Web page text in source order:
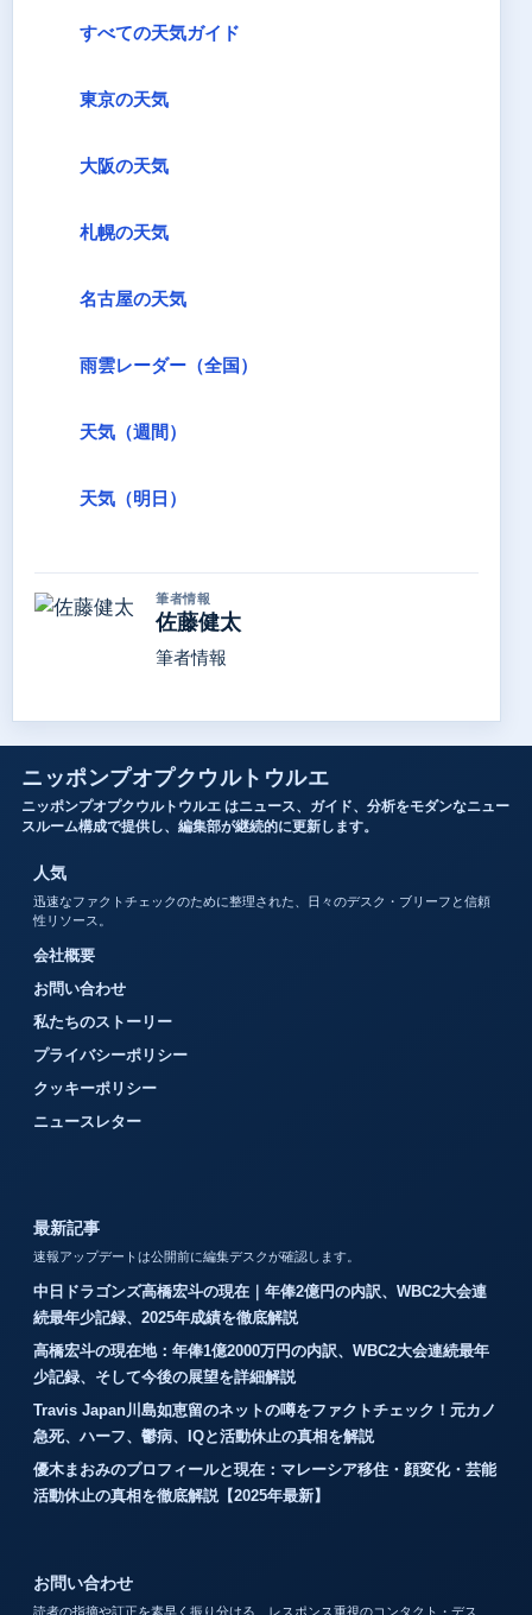
すべての天気ガイド
東京の天気
大阪の天気
札幌の天気
名古屋の天気
雨雲レーダー（全国）
天気（週間）
天気（明日）
筆者情報
佐藤健太
筆者情報
ニッポンプオプクウルトウルエ
ニッポンプオプクウルトウルエ はニュース、ガイド、分析をモダンなニュー
スルーム構成で提供し、編集部が継続的に更新します。
人気
迅速なファクトチェックのために整理された、日々のデスク・ブリーフと信頼
性リソース。
会社概要
お問い合わせ
私たちのストーリー
プライバシーポリシー
クッキーポリシー
ニュースレター
最新記事
速報アップデートは公開前に編集デスクが確認します。
中日ドラゴンズ高橋宏斗の現在｜年俸2億円の内訳、WBC2大会連
続最年少記録、2025年成績を徹底解説
高橋宏斗の現在地：年俸1億2000万円の内訳、WBC2大会連続最年
少記録、そして今後の展望を詳細解説
Travis Japan川島如恵留のネットの噂をファクトチェック！元カノ
急死、ハーフ、鬱病、IQと活動休止の真相を解説
優木まおみのプロフィールと現在：マレーシア移住・顔変化・芸能
活動休止の真相を徹底解説【2025年最新】
お問い合わせ
読者の指摘や訂正を素早く振り分ける、レスポンス重視のコンタクト・デス